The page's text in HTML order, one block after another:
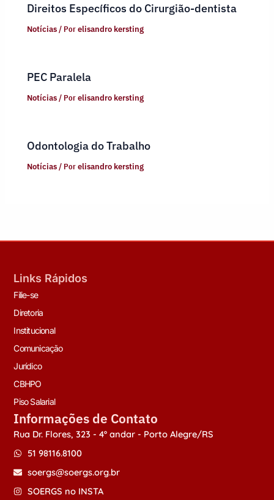
Direitos Específicos do Cirurgião-dentista
Notícias/ Porelisandro kersting
PEC Paralela
Notícias/ Porelisandro kersting
Odontologia do Trabalho
Notícias/ Porelisandro kersting
Links Rápidos
Filie-se
Diretoria
Institucional
Comunicação
Jurídico
CBHPO
Piso Salarial
Informações de Contato
Rua Dr. Flores, 323 - 4º andar - Porto Alegre/RS
51 98116.8100
soergs@soergs.org.br
SOERGS no INSTA